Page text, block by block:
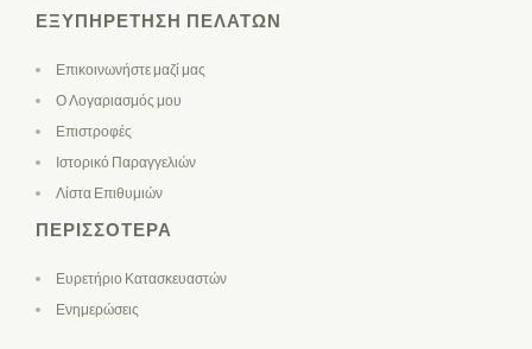
ΕΞΥΠΗΡΈΤΗΣΗ ΠΕΛΑΤΏΝ
Επικοινωνήστε μαζί μας
Ο Λογαριασμός μου
Επιστροφές
Ιστορικό Παραγγελιών
Λίστα Επιθυμιών
ΠΕΡΙΣΣΌΤΕΡΑ
Ευρετήριο Κατασκευαστών
Ενημερώσεις